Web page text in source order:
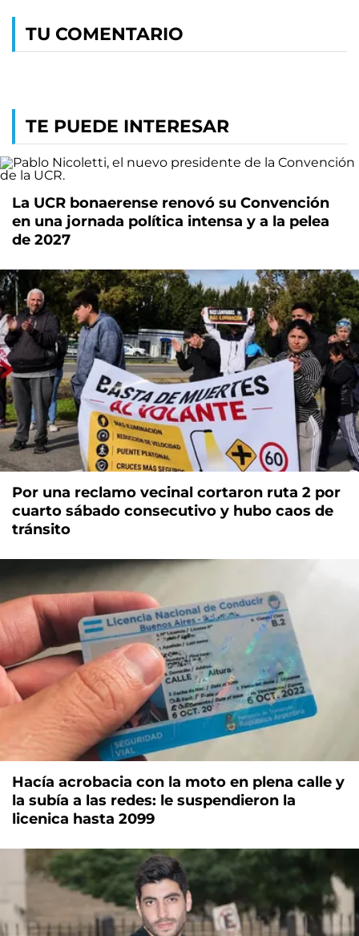
TU COMENTARIO
TE PUEDE INTERESAR
La UCR bonaerense renovó su Convención
en una jornada política intensa y a la pelea
de 2027
Por una reclamo vecinal cortaron ruta 2 por
cuarto sábado consecutivo y hubo caos de
tránsito
Hacía acrobacia con la moto en plena calle y
la subía a las redes: le suspendieron la
licenica hasta 2099